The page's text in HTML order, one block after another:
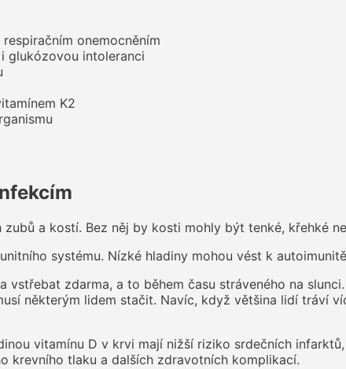
onemocněním
glukózovou intoleranci
K2
a kostí. Bez něj by kosti mohly být tenké, křehké
systému. Nízké hladiny mohou vést k
zdarma, a to během času stráveného na
některým lidem stačit. Navíc, když většina lidí tráví
vitamínu D v krvi mají nižší riziko srdečních
krevního tlaku a dalších zdravotních komplikací.